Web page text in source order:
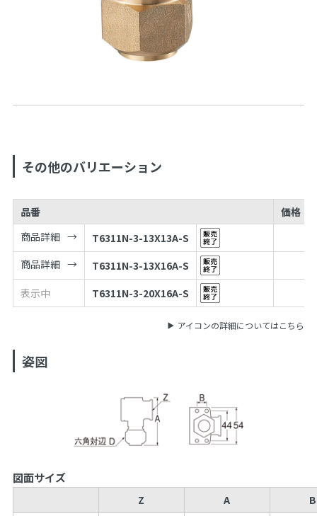
その他のバリエーション
品番
価格
商品詳細
T6311N-3-13X13A-S
商品詳細
T6311N-3-13X16A-S
表示中
T6311N-3-20X16A-S
アイコンの詳細についてはこちら
姿図
図面サイズ
Z A
B